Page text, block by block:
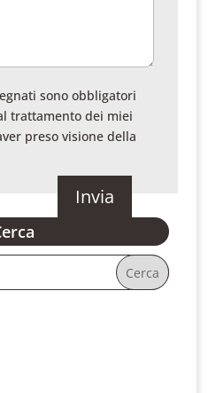
sono obbligatori
trattamento dei miei
preso visione della